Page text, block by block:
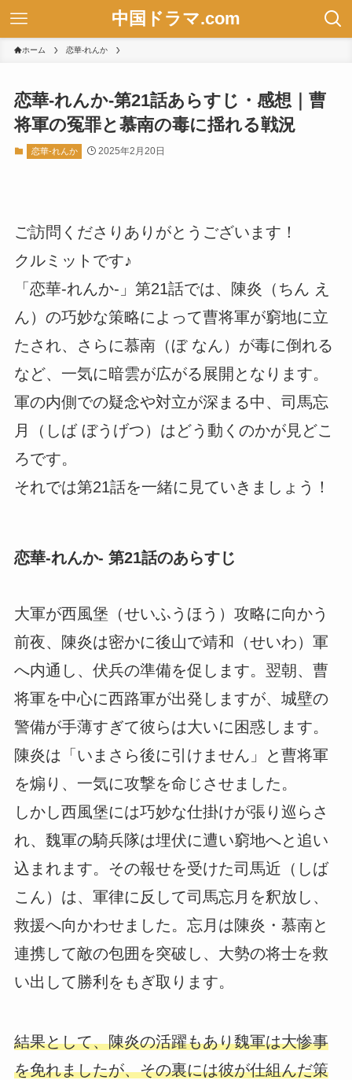
中国ドラマ.com
ホーム 恋華-れんか
恋華-れんか-第21話あらすじ・感想｜曹
将軍の冤罪と慕南の毒に揺れる戦況
恋華-れんか 2025年2月20日
ご訪問くださりありがとうございます！
クルミットです♪
「恋華-れんか-」第21話では、陳炎（ちん え
ん）の巧妙な策略によって曹将軍が窮地に立
たされ、さらに慕南（ぼ なん）が毒に倒れる
など、一気に暗雲が広がる展開となります。
軍の内側での疑念や対立が深まる中、司馬忘
月（しば ぼうげつ）はどう動くのかが見どこ
ろです。
それでは第21話を一緒に見ていきましょう！
恋華-れんか- 第21話のあらすじ
大軍が西風堡（せいふうほう）攻略に向かう
前夜、陳炎は密かに後山で靖和（せいわ）軍
へ内通し、伏兵の準備を促します。翌朝、曹
将軍を中心に西路軍が出発しますが、城壁の
警備が手薄すぎて彼らは大いに困惑します。
陳炎は「いまさら後に引けません」と曹将軍
を煽り、一気に攻撃を命じさせました。
しかし西風堡には巧妙な仕掛けが張り巡らさ
れ、魏軍の騎兵隊は埋伏に遭い窮地へと追い
込まれます。その報せを受けた司馬近（しば
こん）は、軍律に反して司馬忘月を釈放し、
救援へ向かわせました。忘月は陳炎・慕南と
連携して敵の包囲を突破し、大勢の将士を救
い出して勝利をもぎ取ります。
結果として、陳炎の活躍もあり魏軍は大惨事
を免れましたが、その裏には彼が仕組んだ策